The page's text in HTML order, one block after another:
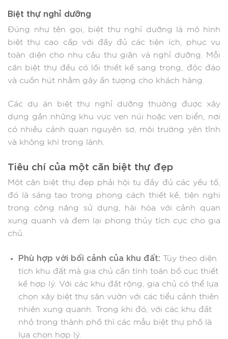
Biệt thự nghỉ dưỡng
Đúng như tên gọi, biệt thự nghỉ dưỡng là mô hình
biệt thự cao cấp với đầy đủ các tiện ích, phục vụ
toàn diện cho nhu cầu thư giãn và nghỉ dưỡng. Mỗi
căn biệt thự đều có lối thiết kế sang trọng, độc đáo
và cuốn hút nhằm gây ấn tượng cho khách hàng.
Các dự án biệt thự nghỉ dưỡng thường được xây
dựng gần những khu vực ven núi hoặc ven biển, nơi
có nhiều cảnh quan nguyên sơ, môi trường yên tĩnh
và không khí trong lành.
Tiêu chí của một căn biệt thự đẹp
Một căn biệt thự đẹp phải hội tụ đầy đủ các yếu tố,
đó là sáng tạo trong phong cách thiết kế, tiện nghi
trong công năng sử dụng, hài hòa với cảnh quan
xung quanh và đem lại phong thủy tích cực cho gia
chủ.
Phù hợp với bối cảnh của khu đất: Tùy theo diện
tích khu đất mà gia chủ cần tính toán bố cục thiết
kế hợp lý. Với các khu đất rộng, gia chủ có thể lựa
chọn xây biệt thự sân vườn với các tiểu cảnh thiên
nhiên xung quanh. Trong khi đó, với các khu đất
nhỏ trong thành phố thì các mẫu biệt thự phố là
lựa chọn hợp lý.